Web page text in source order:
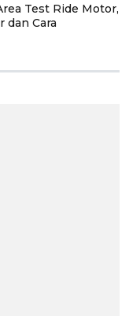
Test Ride Motor,
dan Cara